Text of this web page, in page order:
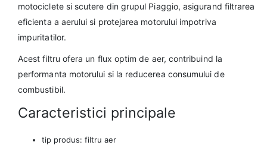
motociclete si scutere din grupul Piaggio, asigurand filtrarea
eficienta a aerului si protejarea motorului impotriva
impuritatilor.
Acest filtru ofera un flux optim de aer, contribuind la
performanta motorului si la reducerea consumului de
combustibil.
Caracteristici principale
tip produs: filtru aer